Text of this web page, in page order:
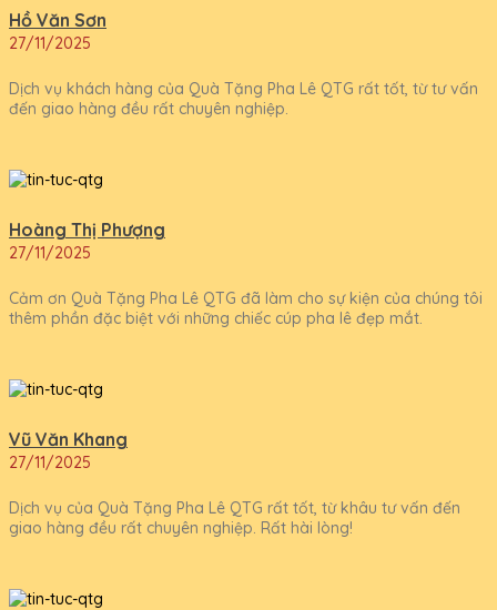
Hồ Văn Sơn
27/11/2025
Dịch vụ khách hàng của Quà Tặng Pha Lê QTG rất tốt, từ tư vấn
đến giao hàng đều rất chuyên nghiệp.
Hoàng Thị Phượng
27/11/2025
Cảm ơn Quà Tặng Pha Lê QTG đã làm cho sự kiện của chúng tôi
thêm phần đặc biệt với những chiếc cúp pha lê đẹp mắt.
Vũ Văn Khang
27/11/2025
Dịch vụ của Quà Tặng Pha Lê QTG rất tốt, từ khâu tư vấn đến
giao hàng đều rất chuyên nghiệp. Rất hài lòng!